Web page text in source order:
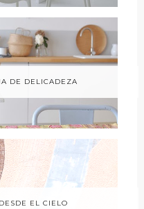
DE DELICADEZA
EL CIELO